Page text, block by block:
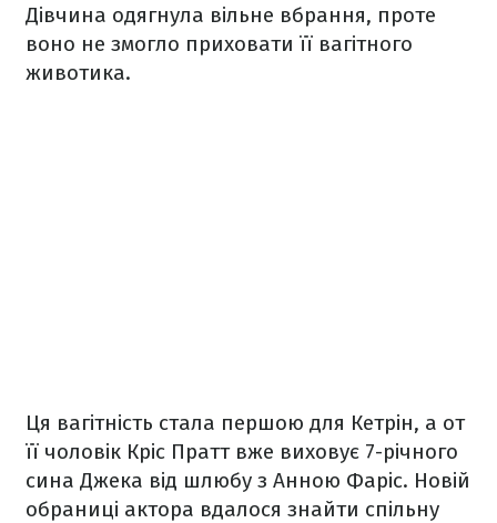
Дівчина одягнула вільне вбрання, проте
воно не змогло приховати її вагітного
животика.
Ця вагітність стала першою для Кетрін, а от
її чоловік Кріс Пратт вже виховує 7-річного
сина Джека від шлюбу з Анною Фаріс. Новій
обраниці актора вдалося знайти спільну